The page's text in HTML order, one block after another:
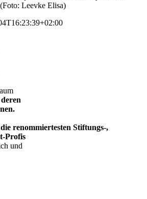
(Foto: Leevke Elisa)
die renommiertesten Stiftungs-,
Profis
und